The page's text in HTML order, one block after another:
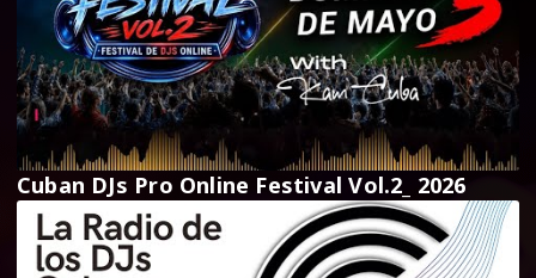
Cuban DJs Pro Online Festival Vol.2_ 2026